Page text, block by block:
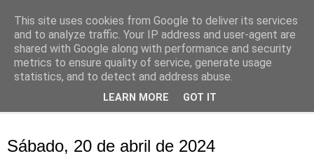
Oración personal
con el Evangelio de cada día
Sábado, 20 de abril de 2024
This site uses cookies from Google to deliver its services
and to analyze traffic. Your IP address and user-agent are
shared with Google along with performance and security
metrics to ensure quality of service, generate usage
statistics, and to detect and address abuse.
LEARN MORE GOT IT